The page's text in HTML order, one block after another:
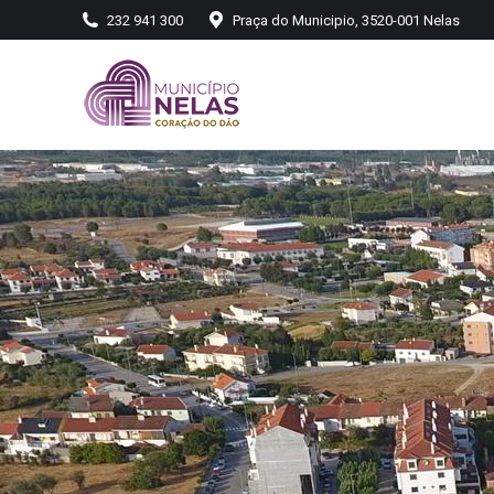
232 941 300 Praça do Municipio, 3520-001 Nelas